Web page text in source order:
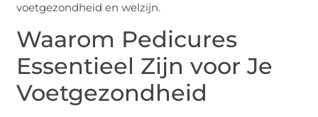
voetgezondheid en welzijn.
Waarom Pedicures
Essentieel Zijn voor Je
Voetgezondheid